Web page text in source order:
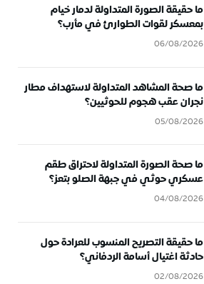
ما حقيقة الصورة المتداولة لدمار خيام
بمعسكر لقوات الطوارئ في مأرب؟
06/08/2026
ما صحة المشاهد المتداولة لاستهداف مطار
نجران عقب هجوم للحوثيين؟
05/08/2026
ما صحة الصورة المتداولة لاحتراق طقم
عسكري حوثي في جبهة الصلو بتعز؟
04/08/2026
ما حقيقة التصريح المنسوب للعرادة حول
حادثة اغتيال أسامة الردفاني؟
02/08/2026